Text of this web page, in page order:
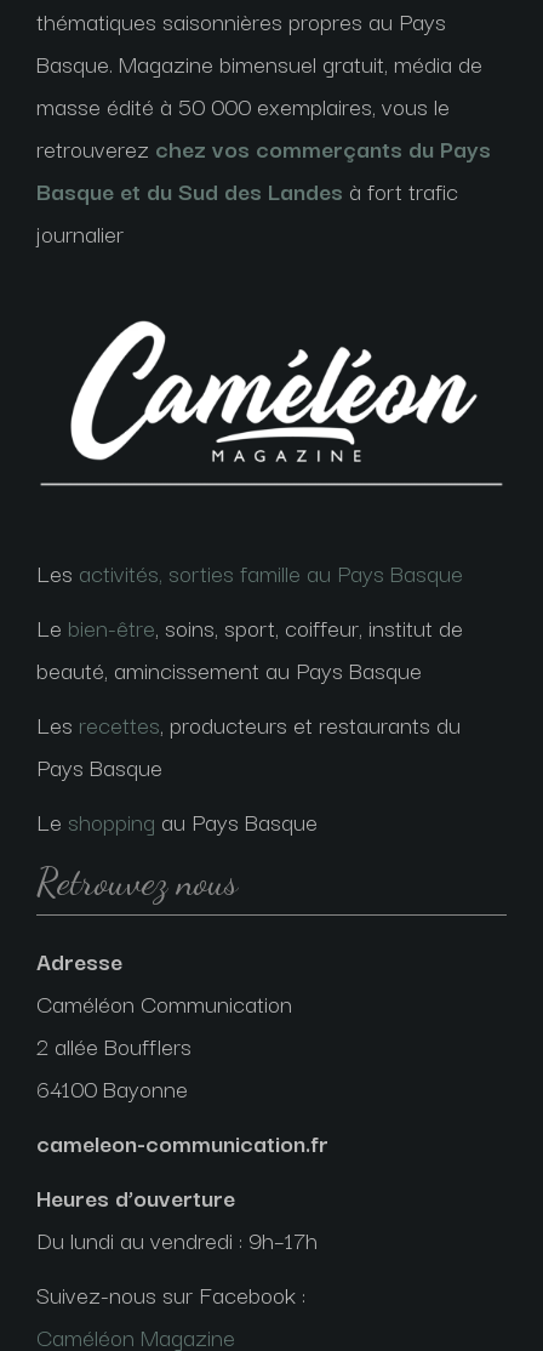
thématiques saisonnières propres au Pays
Basque. Magazine bimensuel gratuit, média de
masse édité à 50 000 exemplaires, vous le
retrouverez chez vos commerçants du Pays
Basque et du Sud des Landes à fort trafic
journalier
Les activités, sorties famille au Pays Basque
Le bien-être, soins, sport, coiffeur, institut de
beauté, amincissement au Pays Basque
Les recettes, producteurs et restaurants du
Pays Basque
Le shopping au Pays Basque
Retrouvez nous
Adresse
Caméléon Communication
2 allée Boufflers
64100 Bayonne
cameleon-communication.fr
Heures d’ouverture
Du lundi au vendredi : 9h–17h
Suivez-nous sur Facebook :
Caméléon Magazine